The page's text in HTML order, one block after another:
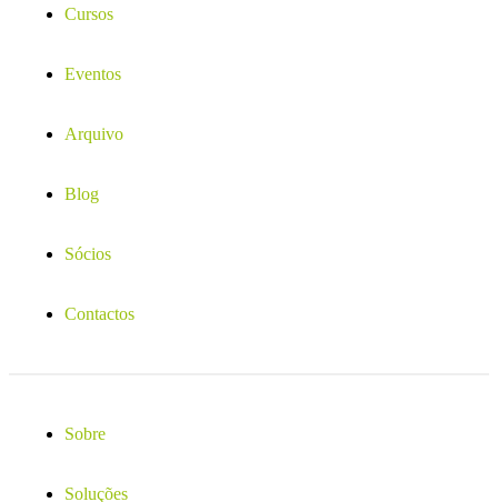
Cursos
Eventos
Arquivo
Blog
Sócios
Contactos
Sobre
Soluções